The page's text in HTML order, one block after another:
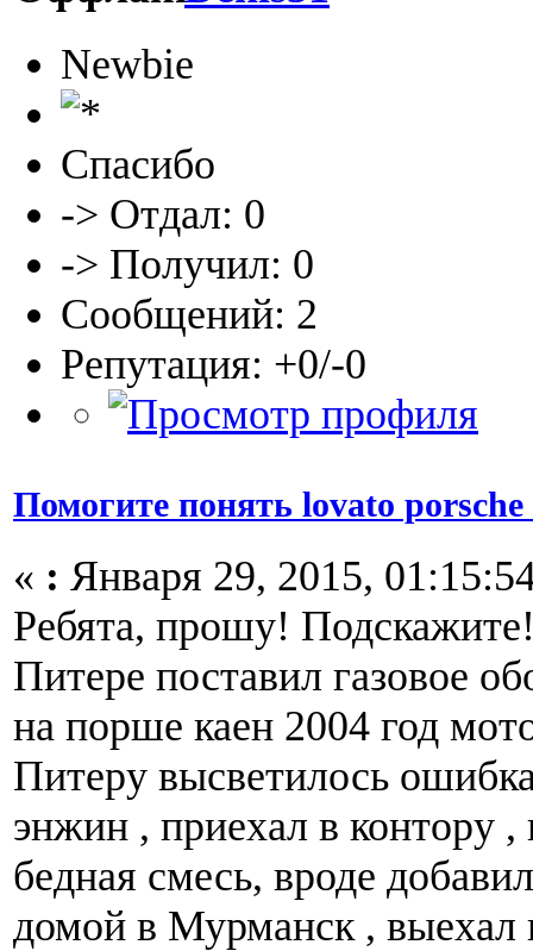
Newbie
Спасибо
-> Отдал: 0
-> Получил: 0
Сообщений: 2
Репутация: +0/-0
Помогите понять lovato porsche
« : Января 29, 2015,
Ребята, прошу!
Питере поставил газовое
на порше каен 2004 год
Питеру высветилось
энжин , приехал в контору ,
бедная смесь, вроде
домой в Мурманск , выехал